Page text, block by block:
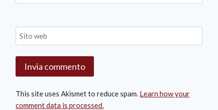
Sito web
This site uses Akismet to reduce spam. Learn how your
comment data is processed.